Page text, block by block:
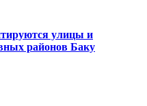
улицы и
районов Баку